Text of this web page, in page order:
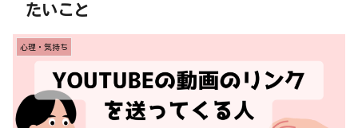
たいこと
心理・気持ち